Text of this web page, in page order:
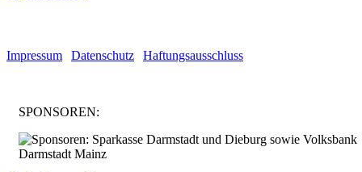
Impressum Datenschutz Haftungsausschluss
SPONSOREN: